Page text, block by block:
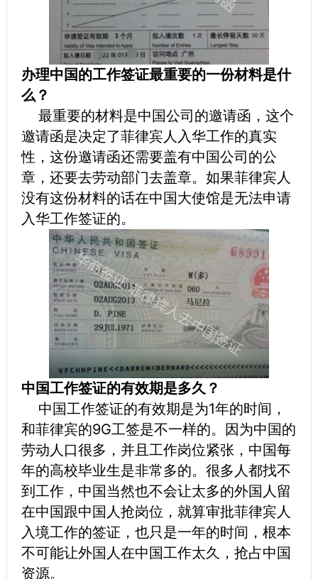
办理中国的工作签证最重要的一份材料是什
么？
最重要的材料是中国公司的邀请函，这个
邀请函是决定了菲律宾人入华工作的真实
性，这份邀请函还需要盖有中国公司的公
章，还要去劳动部门去盖章。如果菲律宾人
没有这份材料的话在中国大使馆是无法申请
入华工作签证的。
中国工作签证的有效期是多久？
中国工作签证的有效期是为1年的时间，
和菲律宾的9G工签是不一样的。因为中国的
劳动人口很多，并且工作岗位紧张，中国每
年的高校毕业生是非常多的。很多人都找不
到工作，中国当然也不会让太多的外国人留
在中国跟中国人抢岗位，就算审批菲律宾人
入境工作的签证，也只是一年的时间，根本
不可能让外国人在中国工作太久，抢占中国
资源。